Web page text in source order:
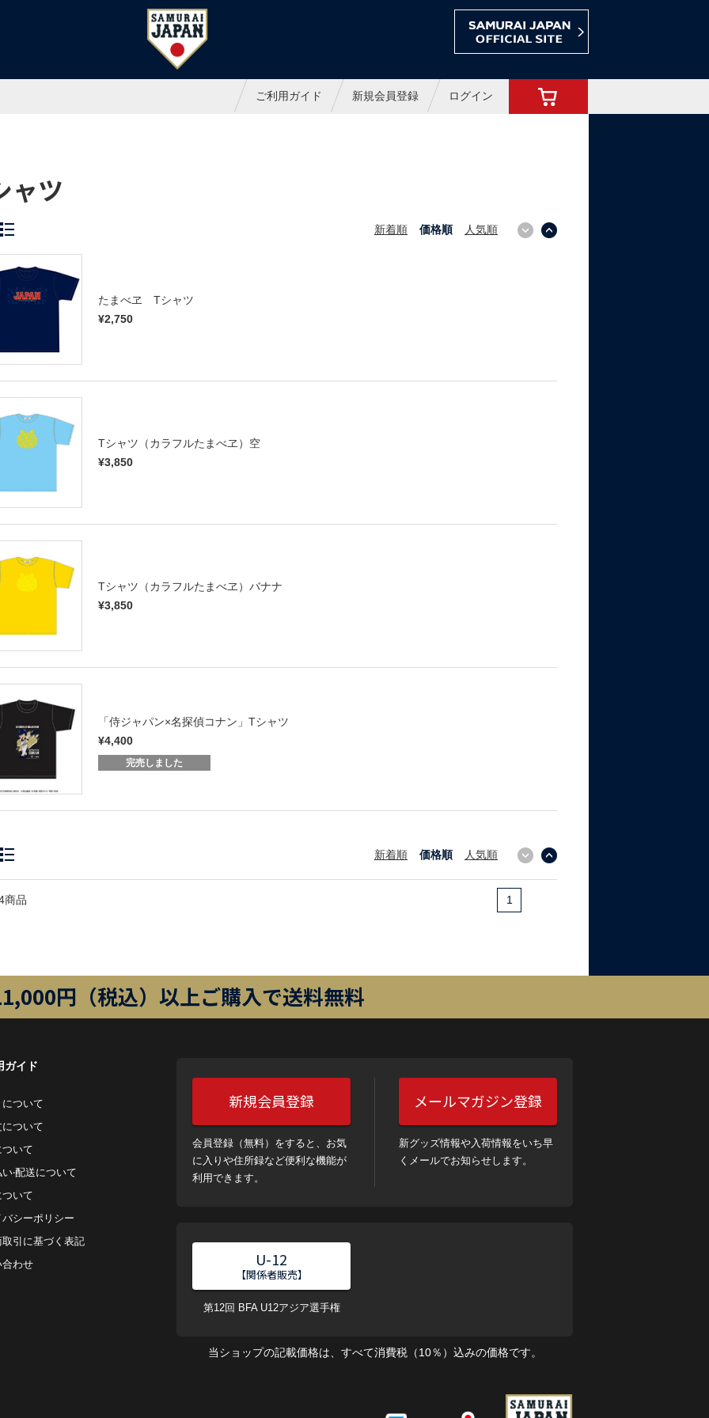
パンオフィシャルオンラインショップ
ご利用ガイド 新規会員登録 ログイン
ャツ
新着順 価格順 人気順
たまべヱ Tシャツ
¥2,750
Tシャツ（カラフルたまべヱ）空
¥3,850
Tシャツ（カラフルたまべヱ）バナナ
¥3,850
「侍ジャパン×名探偵コナン」Tシャツ
¥4,400
完売しました
新着順 価格順 人気順
商品 1
円（税込）以上ご購入で送料無料
ガイド
ついて
ついて
いて
‧配送について
いて
シーポリシー
取引に基づく表記
合わせ
新規会員登録
会員登録（無料）をすると、お気
に入りや住所録など便利な機能が
利用できます。
メールマガジン登録
新グッズ情報や入荷情報をいち早
くメールでお知らせします。
U-12
【関係者販売】
第12回 BFA U12アジア選手権
当ショップの記載価格は、すべて消費税（10％）込みの価格です。